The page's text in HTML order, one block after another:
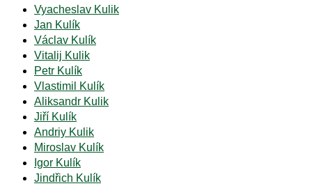
Vyacheslav Kulik
Jan Kulík
Václav Kulík
Vitalij Kulik
Petr Kulík
Vlastimil Kulík
Aliksandr Kulik
Jiří Kulík
Andriy Kulik
Miroslav Kulík
Igor Kulík
Jindřich Kulík